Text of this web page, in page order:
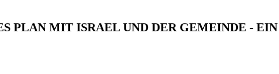
PLAN MIT ISRAEL UND DER GEMEINDE -